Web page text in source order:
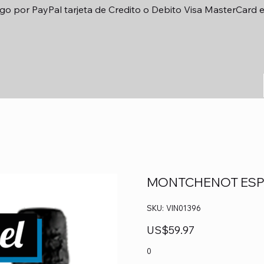
por PayPal tarjeta de Credito o Debito Visa MasterCard
MONTCHENOT
SKU: SKU
VIN01396
VIN01396
Precio
US$59.97
0